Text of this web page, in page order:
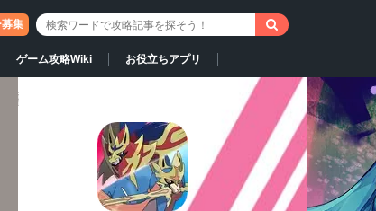
集
ゲーム攻略Wiki お役立ちアプリ